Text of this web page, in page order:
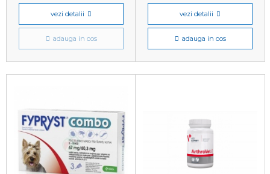
vezi detalii
adauga in cos
vezi detalii
adauga in cos